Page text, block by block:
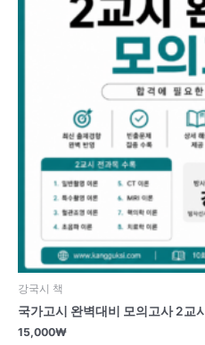
강국시 책
국가고시 완벽대비 모의고사 2교시
15,000₩